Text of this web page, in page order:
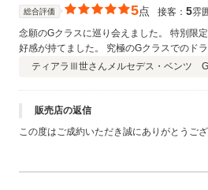
総合評価 5点 接客： 5雰
念願のGクラスに巡り会えました。 特別限
好感が持てました。 究極のGクラスでのド
ティアラⅢ世さん メルセデス・ベンツ
販売店の返信
この度はご成約いただき誠にありがとうご